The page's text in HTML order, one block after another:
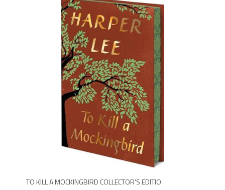
TO KILL A MOCKINGBIRD COLLECTOR'S EDITIO